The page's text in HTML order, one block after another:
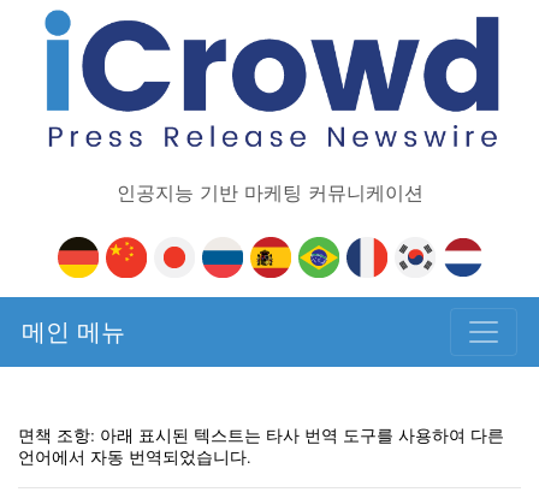
인공지능 기반 마케팅 커뮤니케이션
메인 메뉴
면책 조항: 아래 표시된 텍스트는 타사 번역 도구를 사용하여 다른
언어에서 자동 번역되었습니다.